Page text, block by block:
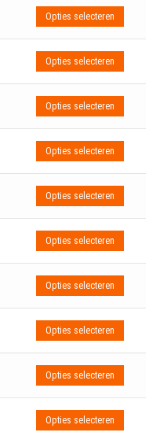
Opties selecteren
Opties selecteren
Opties selecteren
Opties selecteren
Opties selecteren
Opties selecteren
Opties selecteren
Opties selecteren
Opties selecteren
Opties selecteren